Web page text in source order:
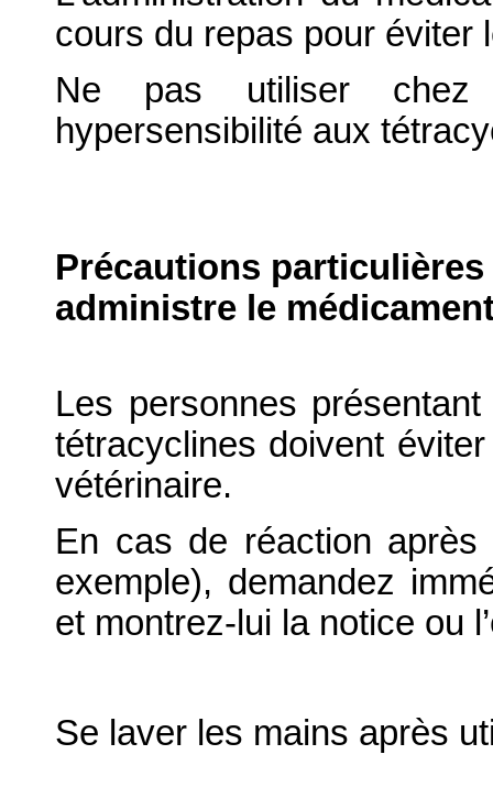
cours du repas pour éviter
Ne pas utiliser chez
hypersensibilité aux
Précautions
administre le
Les personnes
tétracyclines doivent
vétérinaire.
En cas de réaction après
exemple), demandez
et montrez-lui la notice ou
Se laver les mains après